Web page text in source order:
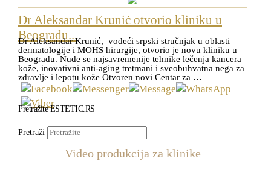
Dr Aleksandar Krunić otvorio kliniku u
Beogradu...
Dr Aleksandar Krunić, vodeći srpski stručnjak u oblasti
dermatologije i MOHS hirurgije, otvorio je novu kliniku u
Beogradu. Nude se najsavremenije tehnike lečenja kancera
kože, inovativni anti-aging tretmani i sveobuhvatna nega za
zdravlje i lepotu kože Otvoren novi Centar za …
Pretražite ESTETIC.RS
Pretraži
Video produkcija za klinike